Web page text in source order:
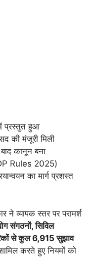
प्रस्तुत हुआ
की मंजूरी मिली
कानून बना
Rules 2025)
का मार्ग प्रशस्त
ने व्यापक स्तर पर परामर्श
संगठनों, सिविल
से कुल 6,915 सुझाव
करते हुए नियमों को